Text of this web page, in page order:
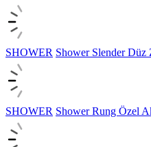
SHOWER Shower Slender Düz
SHOWER Shower Rung Özel